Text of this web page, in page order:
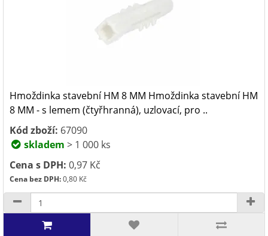
Hmoždinka stavební HM 8 MM Hmoždinka stavební HM
8 MM - s lemem (čtyřhranná), uzlovací, pro ..
Kód zboží: 67090
skladem > 1 000 ks
Cena s DPH: 0,97 Kč
Cena bez DPH:0,80 Kč